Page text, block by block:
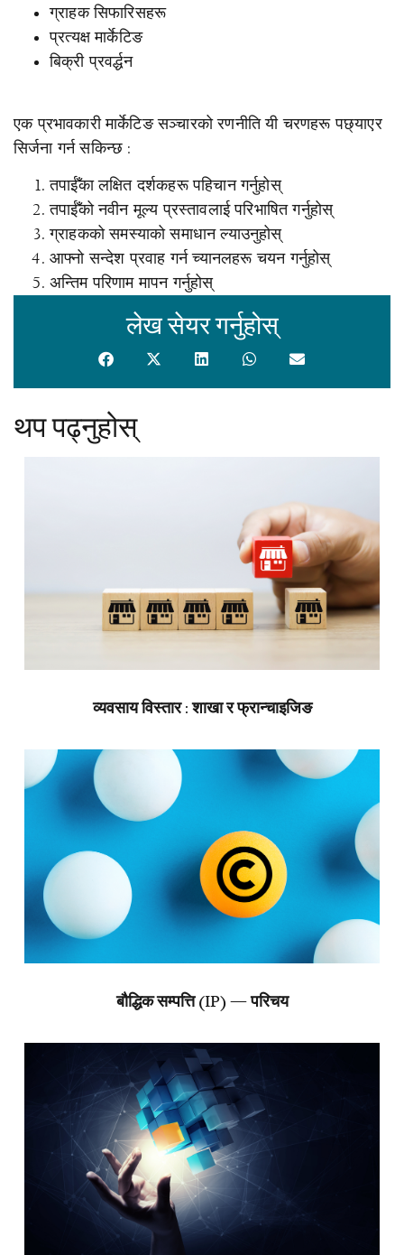
ग्राहक सिफारिसहरू
प्रत्यक्ष मार्केटिङ
बिक्री प्रवर्द्धन
एक प्रभावकारी मार्केटिङ सञ्चारको रणनीति यी चरणहरू पछ्याएर
सिर्जना गर्न सकिन्छ :
तपाईँका लक्षित दर्शकहरू पहिचान गर्नुहोस्
तपाईँको नवीन मूल्य प्रस्तावलाई परिभाषित गर्नुहोस्
ग्राहकको समस्याको समाधान ल्याउनुहोस्
आफ्नो सन्देश प्रवाह गर्न च्यानलहरू चयन गर्नुहोस्
अन्तिम परिणाम मापन गर्नुहोस्
लेख सेयर गर्नुहोस्
थप पढ्नुहोस्
व्यवसाय विस्तार : शाखा र फ्रान्चाइजिङ
बौद्धिक सम्पत्ति (IP) — परिचय